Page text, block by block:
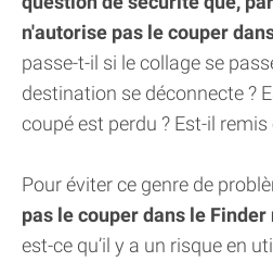
n'autorise pas le couper
passe-t-il si le collage se
destination se déconnecte ?
coupé est perdu ? Est-il
Pour éviter ce genre de
pas le couper dans le
est-ce qu’il y a un risque en